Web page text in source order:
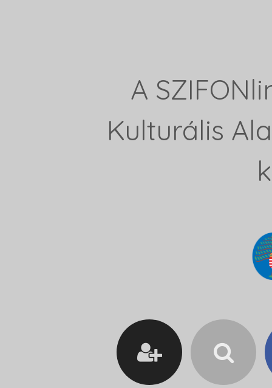
A
Kulturális